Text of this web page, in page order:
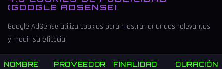
(GOOGLE ADSENSE)
Google AdSense utiliza cookies para mostrar anuncios relevantes
y medir su eficacia.
NOMBRE PROVEEDOR FINALIDAD DURACIÓN